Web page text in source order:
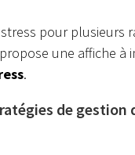
pour plusieurs
une affiche
.
de gestion